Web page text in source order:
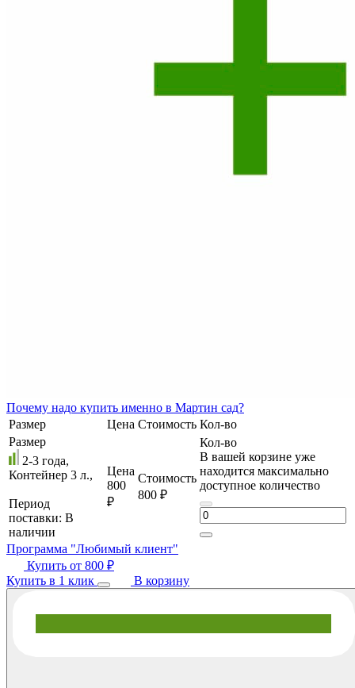
Почему надо купить именно в Мартин сад?
Размер
Цена Стоимость Кол-во
Размер
2-3 года,
Контейнер 3 л.,
Период
поставки: В
наличии
Цена
800
₽
Стоимость
800 ₽
Кол-во
В вашей корзине уже
находится максимально
доступное количество
Программа "Любимый клиент"
Купить от 800 ₽
Купить в 1 клик
В корзину